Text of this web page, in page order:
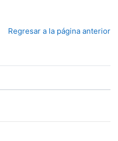
Regresar a la página anterior